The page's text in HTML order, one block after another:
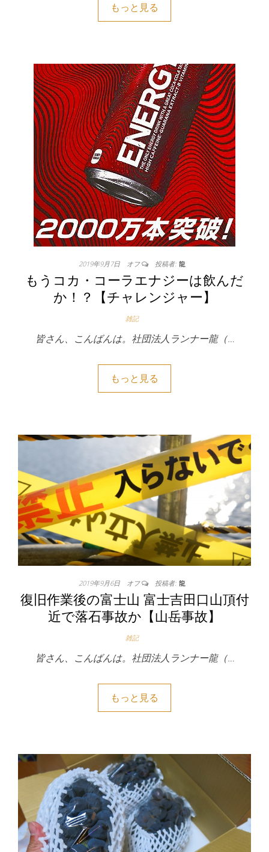
もっと見る
2019年9月7日 オフ 投稿者: 龍
もうコカ・コーラエナジーは飲んだ
か！？【チャレンジャー】
雑記
皆さん、こんばんは。社団法人ランナー龍（…
もっと見る
2019年9月6日 オフ 投稿者: 龍
復旧作業後の富士山 富士吉田口山頂付
近で落石事故か【山岳事故】
雑記
皆さん、こんばんは。社団法人ランナー龍（…
もっと見る